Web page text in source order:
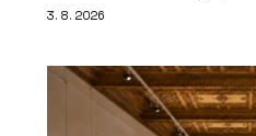
3. 8. 2026